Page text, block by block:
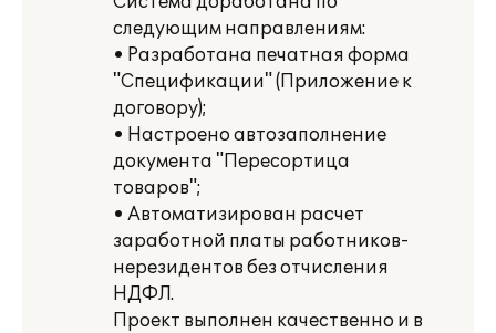
следующим направлениям:
• Разработана печатная форма
"Спецификации" (Приложение к
договору);
• Настроено автозаполнение
документа "Пересортица
товаров";
• Автоматизирован расчет
заработной платы работников-
нерезидентов без отчисления
НДФЛ.
Проект выполнен качественно и в